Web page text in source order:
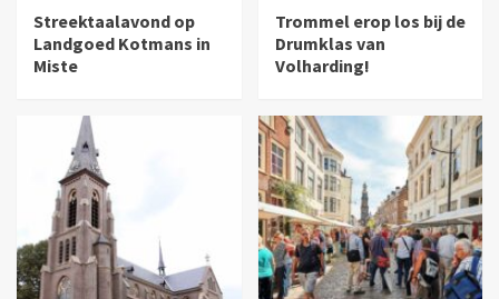
Streektaalavond op
Landgoed Kotmans in
Miste
Trommel erop los bij de
Drumklas van
Volharding!